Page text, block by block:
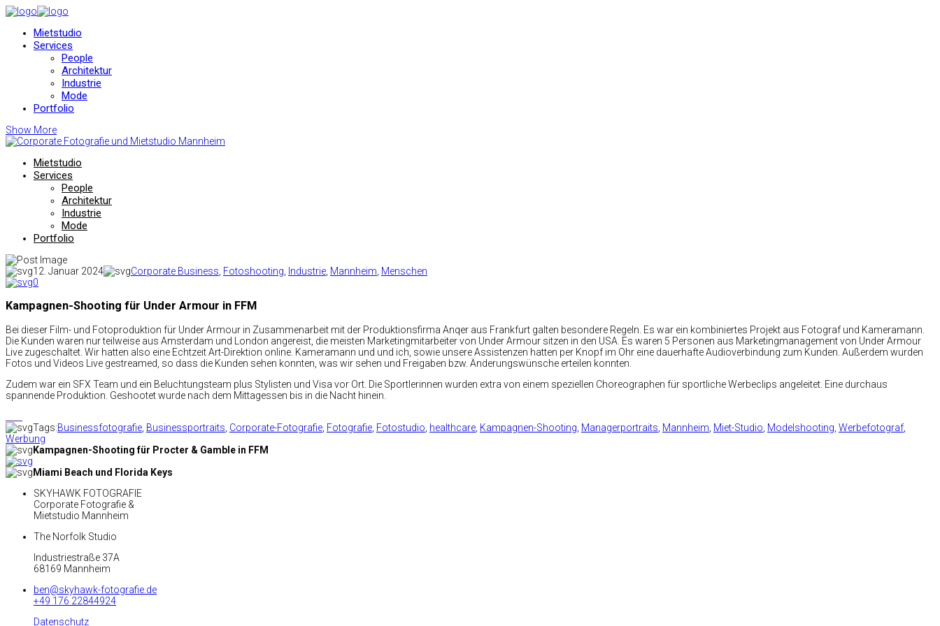
Mietstudio
Services
People
Architektur
Industrie
Mode
Portfolio
Show More
Mietstudio
Services
People
Architektur
Industrie
Mode
Portfolio
12. Januar 2024 Corporate Business Fotoshooting Industrie Mannheim Menschen
0
Kampagnen-Shooting für Under Armour in FFM
Bei dieser Film- und Fotoproduktion für Under Armour in Zusammenarbeit mit der Produktionsfirma Anqer aus Frankfurt galten besondere Regeln. Es war ein kombiniertes Projekt aus Fotograf und Kameramann.
Die Kunden waren nur teilweise aus Amsterdam und London angereist, die meisten Marketingmitarbeiter von Under Armour sitzen in den USA. Es waren 5 Personen aus Marketingmanagement von Under Armour
Live zugeschaltet. Wir hatten also eine Echtzeit Art-Direktion online. Kameramann und und ich, sowie unsere Assistenzen hatten per Knopf im Ohr eine dauerhafte Audioverbindung zum Kunden. Außerdem wurden
Fotos und Videos Live gestreamed, so dass die Kunden sehen konnten, was wir sehen und Freigaben bzw. Änderungswünsche erteilen konnten.
Zudem war ein SFX Team und ein Beluchtungsteam plus Stylisten und Visa vor Ort. Die Sportlerinnen wurden extra von einem speziellen Choreographen für sportliche Werbeclips angeleitet. Eine durchaus
spannende Produktion. Geshootet wurde nach dem Mittagessen bis in die Nacht hinein.
Tags:Businessfotografie Businessportraits Corporate-Fotografie Fotografie Fotostudio healthcare Kampagnen-Shooting Managerportraits Mannheim Miet-Studio Modelshooting Werbefotograf
Werbung
Kampagnen-Shooting für Procter & Gamble in FFM
Miami Beach und Florida Keys
SKYHAWK FOTOGRAFIE
Corporate Fotografie &
Mietstudio Mannheim
The Norfolk Studio
Industriestraße 37A
68169 Mannheim
ben@skyhawk-fotografie.de
+49 176 22844924
Datenschutz